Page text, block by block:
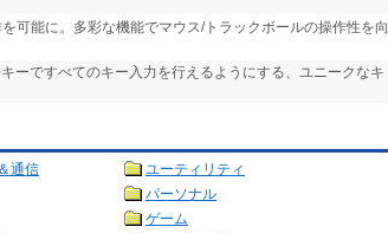
可能に。多彩な機能でマウス/トラックボールの操作性を向
ーですべてのキー入力を行えるようにする、ユニークなキ
通信
ユーティリティ
パーソナル
ゲーム